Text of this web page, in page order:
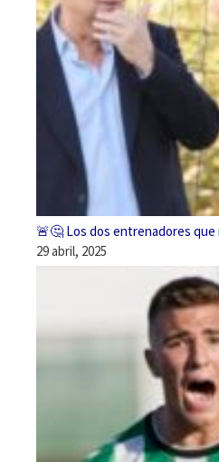
🚨🤔 Los dos entrenadores que
29 abril, 2025